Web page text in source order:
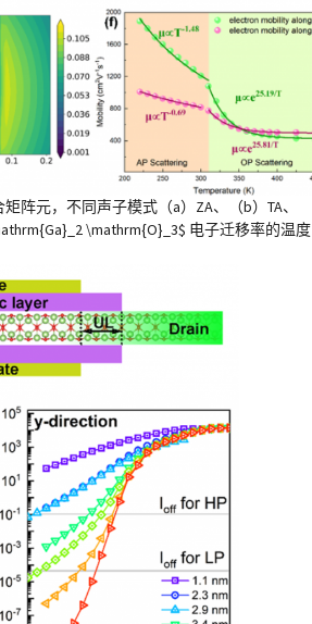
阵元，不同声子模式（a）ZA、（b）TA、
\mathrm{O}_3$ 电子迁移率的温度